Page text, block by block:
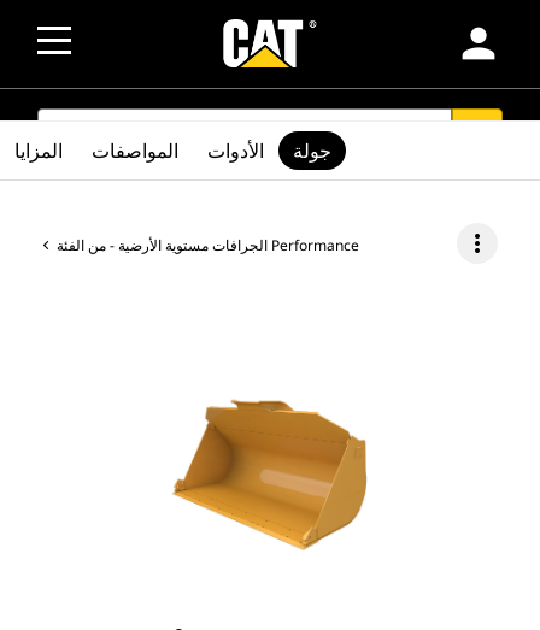
person
SEARCH
الجرافات مستوية الأرضية - من الفئة Performance more_vert
المزايا المواصفات الأدوات جولة